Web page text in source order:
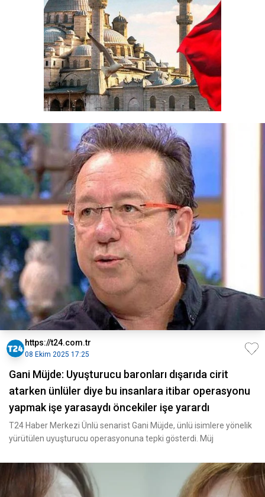
https://t24.com.tr
08 Ekim 2025 17:25
Gani Müjde: Uyuşturucu baronları dışarıda cirit
atarken ünlüler diye bu insanlara itibar operasyonu
yapmak işe yarasaydı öncekiler işe yarardı
T24 Haber Merkezi Ünlü senarist Gani Müjde, ünlü isimlere yönelik
yürütülen uyuşturucu operasyonuna tepki gösterdi. Müj